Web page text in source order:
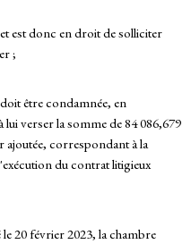
est donc en droit de solliciter
;
être condamnée, en
verser la somme de 84 086,679
ajoutée, correspondant à la
du contrat litigieux
20 février 2023, la chambre